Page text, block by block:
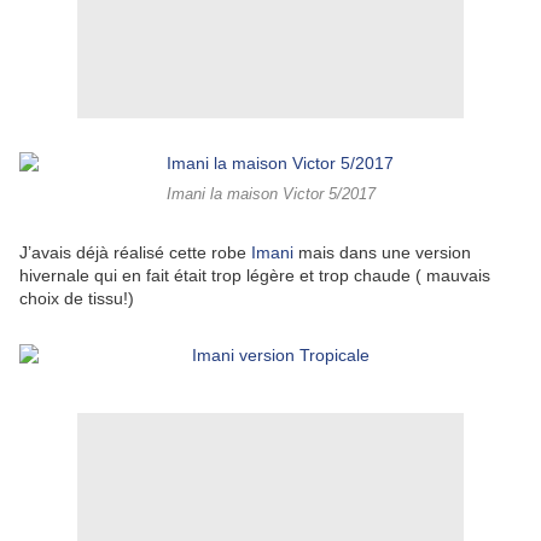
Imani la maison Victor 5/2017
J’avais déjà réalisé cette robe Imani mais dans une version
hivernale qui en fait était trop légère et trop chaude ( mauvais
choix de tissu!)